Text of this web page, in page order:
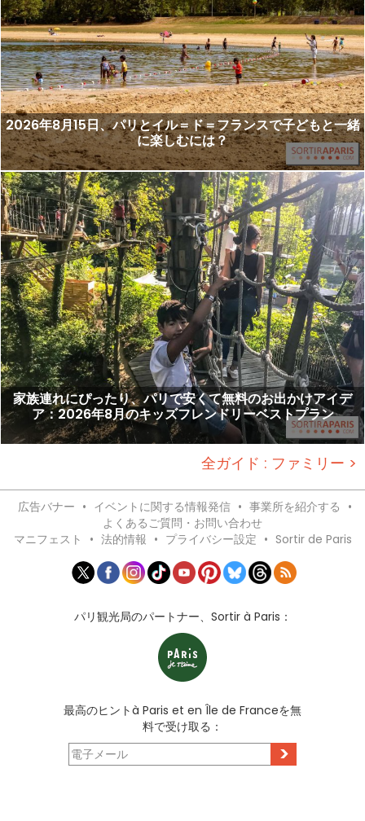
2026年8月15日、パリとイル＝ド＝フランスで子どもと一緒
に楽しむには？
家族連れにぴったり、パリで安くて無料のお出かけアイデ
ア：2026年8月のキッズフレンドリーベストプラン
全ガイド : ファミリー >
広告バナー • イベントに関する情報発信 • 事業所を紹介する •
よくあるご質問・お問い合わせ
マニフェスト
• 法的情報 • プライバシー設定 • Sortir de Paris
パリ観光局のパートナー、Sortir à Paris：
最高のヒントà Paris et en Île de Franceを無
料で受け取る：
>